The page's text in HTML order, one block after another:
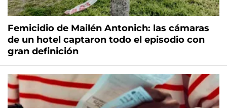
Femicidio de Mailén Antonich: las cámaras
de un hotel captaron todo el episodio con
gran definición